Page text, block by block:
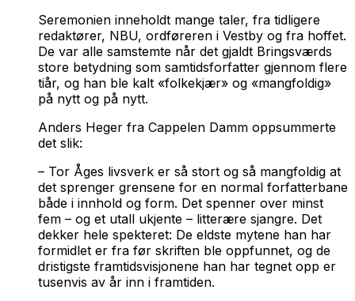
Seremonien inneholdt mange taler, fra tidligere
redaktører, NBU, ordføreren i Vestby og fra hoffet.
De var alle samstemte når det gjaldt Bringsværds
store betydning som samtidsforfatter gjennom flere
tiår, og han ble kalt «folkekjær» og «mangfoldig»
på nytt og på nytt.
Anders Heger fra Cappelen Damm oppsummerte
det slik:
– Tor Åges livsverk er så stort og så mangfoldig at
det sprenger grensene for en normal forfatterbane
både i innhold og form. Det spenner over minst
fem – og et utall ukjente – litterære sjangre. Det
dekker hele spekteret: De eldste mytene han har
formidlet er fra før skriften ble oppfunnet, og de
dristigste framtidsvisjonene han har tegnet opp er
tusenvis av år inn i framtiden.